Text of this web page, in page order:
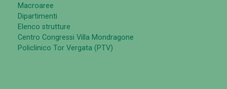
Macroaree
Dipartimenti
Elenco strutture
Centro Congressi Villa Mondragone
Policlinico Tor Vergata (PTV)